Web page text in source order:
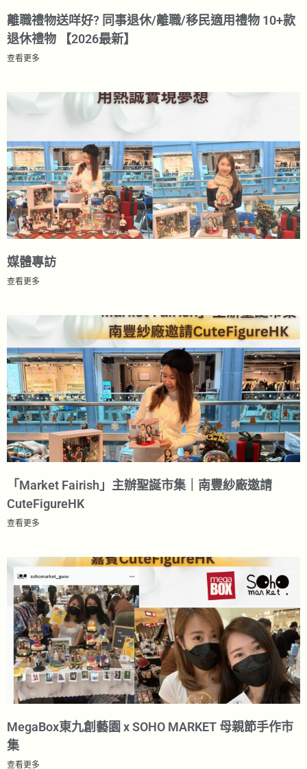
離職禮物送咩好? 同事退休/離職/移民適用禮物 10+款
退休禮物 【2026最新】
查看更多
媒體專訪
查看更多
「Market Fairish」主辦聖誕市集｜南豐紗廠邀請
CuteFigureHK​
查看更多
MegaBox東九創藝園 x SOHO MARKET 母親節手作市
集
查看更多